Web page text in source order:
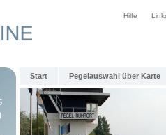
Hilfe
Start Pegelauswahl über Karte